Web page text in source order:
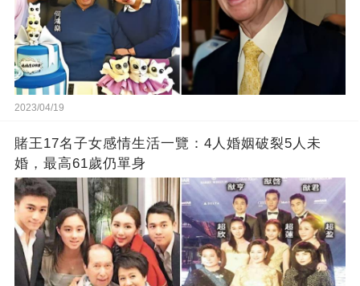
2023/04/19
賭王17名子女感情生活一覽：4人婚姻破裂5人未
婚，最高61歲仍單身